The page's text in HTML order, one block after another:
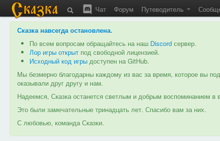
Чат Форум Путеводитель
Сказка навсегда остановлена.
По всем вопросам обращайтесь на наш Discord сервер.
Лор игры открыт под свободной лицензией.
Исходный код игры доступен на GitHub.
Мы безмерно благодарны каждому из вас за время, которое вы
оказывали друг другу и нам.
Надеемся, Сказка останется светлым и добрым воспоминанием
Это были замечательные тринадцать лет. Спасибо вам за них.
С любовью, команда Сказки.